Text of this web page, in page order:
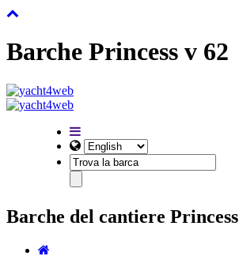
Barche Princess v 62
Barche del cantiere Princess